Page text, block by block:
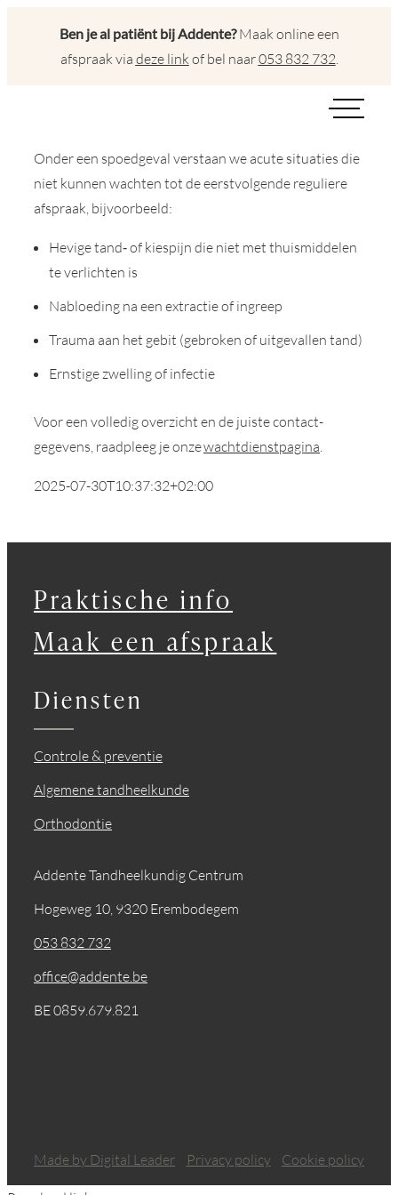
Ben je al patiënt bij Addente?Maak online een
afspraak via deze linkof bel naar053 832 732.
Onder een spoedgeval verstaan we acute situaties die
niet kunnen wachten tot de eerstvolgende reguliere
afspraak, bijvoorbeeld:
Hevige tand‑ of kiespijn die niet met thuismiddelen
te verlichten is
Nabloeding na een extractie of ingreep
Trauma aan het gebit (gebroken of uitgevallen tand)
Ernstige zwelling of infectie
Voor een volledig overzicht en de juiste contact­
gegevens, raadpleeg je onzewachtdienstpagina.
2025-07-30T10:37:32+02:00
Praktische info
Maak een afspraak
Diensten
Controle & preventie
Algemene tandheelkunde
Orthodontie
Addente Tandheelkundig Centrum
Hogeweg 10, 9320 Erembodegem
053 832 732
office@addente.be
BE 0859.679.821
Made by Digital Leader Privacy policy Cookie policy